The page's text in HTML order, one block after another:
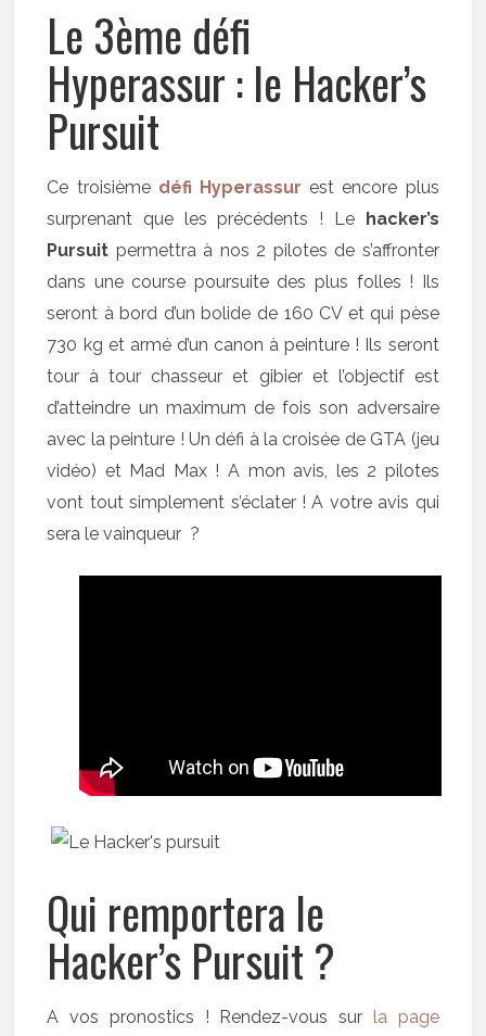
Le 3ème défi
Hyperassur : le Hacker’s
Pursuit
Ce troisième défi Hyperassur est encore plus
surprenant que les précédents ! Le hacker’s
Pursuit permettra à nos 2 pilotes de s’affronter
dans une course poursuite des plus folles ! Ils
seront à bord d’un bolide de 160 CV et qui pèse
730 kg et armé d’un canon à peinture ! Ils seront
tour à tour chasseur et gibier et l’objectif est
d’atteindre un maximum de fois son adversaire
avec la peinture ! Un défi à la croisée de GTA (jeu
vidéo) et Mad Max ! A mon avis, les 2 pilotes
vont tout simplement s’éclater ! A votre avis qui
sera le vainqueur ?
Qui remportera le
Hacker’s Pursuit ?
A vos pronostics ! Rendez-vous sur la page